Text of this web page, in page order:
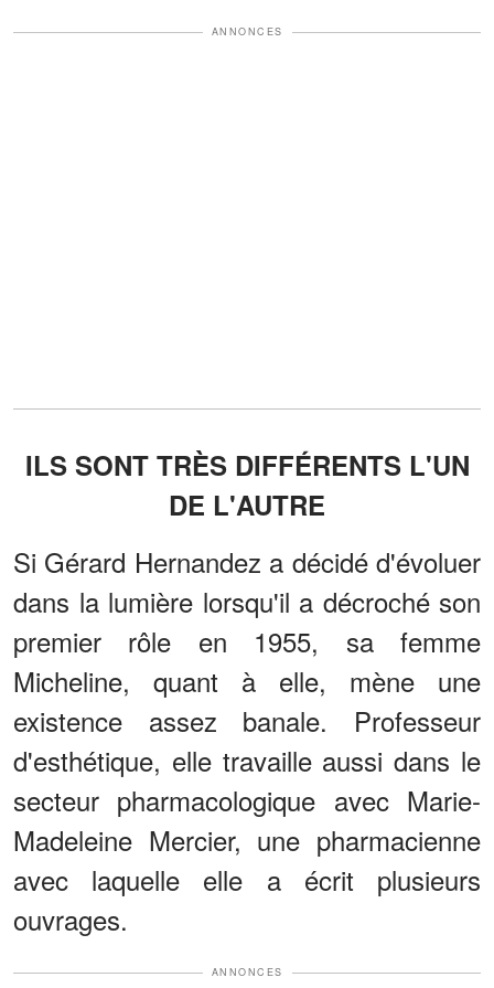
ANNONCES
ILS SONT TRÈS DIFFÉRENTS L'UN
DE L'AUTRE
Si Gérard Hernandez a décidé d'évoluer
dans la lumière lorsqu'il a décroché son
premier rôle en 1955, sa femme
Micheline, quant à elle, mène une
existence assez banale. Professeur
d'esthétique, elle travaille aussi dans le
secteur pharmacologique avec Marie-
Madeleine Mercier, une pharmacienne
avec laquelle elle a écrit plusieurs
ouvrages.
ANNONCES